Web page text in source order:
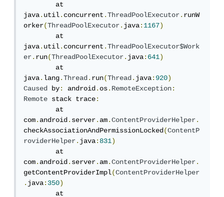
	at
java.util.concurrent.ThreadPoolExecutor.runW
orker(ThreadPoolExecutor.java:1167)
	at
java.util.concurrent.ThreadPoolExecutor$Work
er.run(ThreadPoolExecutor.java:641)
	at
java.lang.Thread.run(Thread.java:920)
Caused by: android.os.RemoteException:
Remote stack trace:
	at
com.android.server.am.ContentProviderHelper.
checkAssociationAndPermissionLocked(ContentP
roviderHelper.java:831)
	at
com.android.server.am.ContentProviderHelper.
getContentProviderImpl(ContentProviderHelper
.java:350)
	at